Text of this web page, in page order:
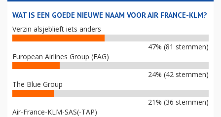
WAT IS EEN GOEDE NIEUWE NAAM VOOR AIR FRANCE-KLM?
Verzin alsjeblieft iets anders
47% (81 stemmen)
European Airlines Group (EAG)
24% (42 stemmen)
The Blue Group
21% (36 stemmen)
Air-France-KLM-SAS(-TAP)